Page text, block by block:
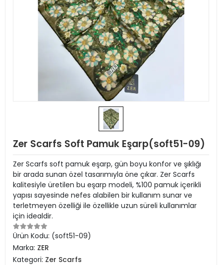
Zer Scarfs Soft Pamuk Eşarp(soft51-09)
Zer Scarfs soft pamuk eşarp, gün boyu konfor ve şıklığı
bir arada sunan özel tasarımıyla öne çıkar. Zer Scarfs
kalitesiyle üretilen bu eşarp modeli, %100 pamuk içerikli
yapısı sayesinde nefes alabilen bir kullanım sunar ve
terletmeyen özelliği ile özellikle uzun süreli kullanımlar
için idealdir.
Ürün Kodu: (soft51-09)
Marka: ZER
Kategori: Zer Scarfs